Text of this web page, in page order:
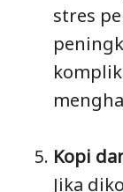
stres
Kopi
Jika